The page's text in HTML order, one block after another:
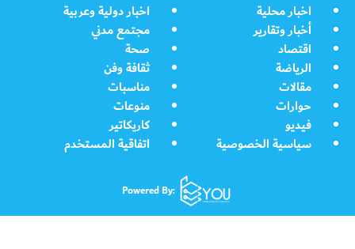
اخبار محلية
اخبار دولية وعربية
أخبار وتقارير
مجتمع مدني
اقتصاد
صحة
الرياضة
ثقافة وفن
مقالات
مناسبات
حوارات
منوعات
فيديو
كاريكاتير
سياسية الخصوصية
اتفاقية المستخدم
Powered By: